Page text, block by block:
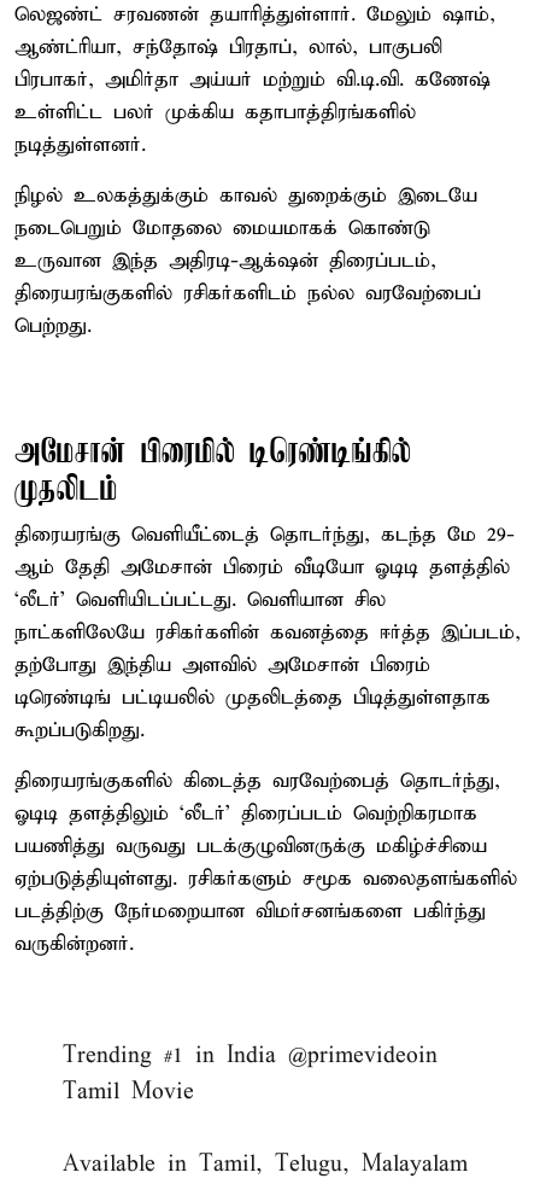
லெஜண்ட் சரவணன் தயாரித்துள்ளார். மேலும் ஷாம்,
ஆண்ட்ரியா, சந்தோஷ் பிரதாப், லால், பாகுபலி
பிரபாகர், அமிர்தா அய்யர் மற்றும் வி.டி.வி. கணேஷ்
உள்ளிட்ட பலர் முக்கிய கதாபாத்திரங்களில்
நடித்துள்ளனர்.
நிழல் உலகத்துக்கும் காவல் துறைக்கும் இடையே
நடைபெறும் மோதலை மையமாகக் கொண்டு
உருவான இந்த அதிரடி-ஆக்‌ஷன் திரைப்படம்,
திரையரங்குகளில் ரசிகர்களிடம் நல்ல வரவேற்பைப்
பெற்றது.
அமேசான் பிரைமில் டிரெண்டிங்கில்
முதலிடம்
திரையரங்கு வெளியீட்டைத் தொடர்ந்து, கடந்த மே 29-
ஆம் தேதி அமேசான் பிரைம் வீடியோ ஓடிடி தளத்தில்
‘லீடர்’ வெளியிடப்பட்டது. வெளியான சில
நாட்களிலேயே ரசிகர்களின் கவனத்தை ஈர்த்த இப்படம்,
தற்போது இந்திய அளவில் அமேசான் பிரைம்
டிரெண்டிங் பட்டியலில் முதலிடத்தை பிடித்துள்ளதாக
கூறப்படுகிறது.
திரையரங்குகளில் கிடைத்த வரவேற்பைத் தொடர்ந்து,
ஓடிடி தளத்திலும் ‘லீடர்’ திரைப்படம் வெற்றிகரமாக
பயணித்து வருவது படக்குழுவினருக்கு மகிழ்ச்சியை
ஏற்படுத்தியுள்ளது. ரசிகர்களும் சமூக வலைதளங்களில்
படத்திற்கு நேர்மறையான விமர்சனங்களை பகிர்ந்து
வருகின்றனர்.
Trending #1 in India @primevideoin
Tamil Movie
Available in Tamil, Telugu, Malayalam